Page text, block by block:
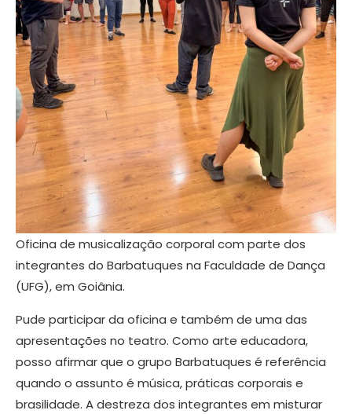
Oficina de musicalização corporal com parte dos
integrantes do Barbatuques na Faculdade de Dança
(UFG), em Goiânia.
Pude participar da oficina e também de uma das
apresentações no teatro. Como arte educadora,
posso afirmar que o grupo Barbatuques é referência
quando o assunto é música, práticas corporais e
brasilidade. A destreza dos integrantes em misturar